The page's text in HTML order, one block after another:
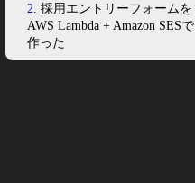
2 . 採用エントリーフォームを
AWS Lambda + Amazon SESで
作った